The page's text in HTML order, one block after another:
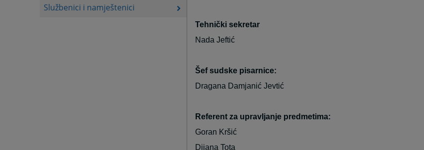
Službenici i namještenici
Tehnički sekretar
Nada Jeftić
Šef sudske pisarnice:
Dragana Damjanić Jevtić
Referent za upravljanje predmetima:
Goran Kršić
Dijana Tota